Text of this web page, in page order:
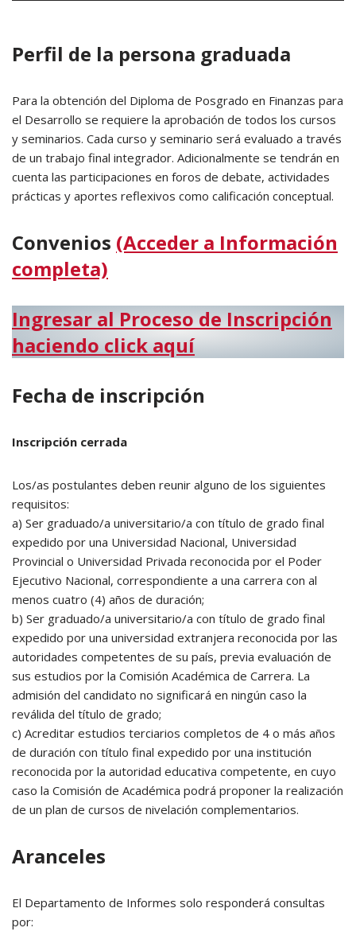
Perfil de la persona graduada
Para la obtención del Diploma de Posgrado en Finanzas para
el Desarrollo se requiere la aprobación de todos los cursos
y seminarios. Cada curso y seminario será evaluado a través
de un trabajo final integrador. Adicionalmente se tendrán en
cuenta las participaciones en foros de debate, actividades
prácticas y aportes reflexivos como calificación conceptual.
Convenios (Acceder a Información
completa)
Ingresar al Proceso de Inscripción
haciendo click aquí
Fecha de inscripción
Inscripción cerrada
Los/as postulantes deben reunir alguno de los siguientes
requisitos:
a) Ser graduado/a universitario/a con título de grado final
expedido por una Universidad Nacional, Universidad
Provincial o Universidad Privada reconocida por el Poder
Ejecutivo Nacional, correspondiente a una carrera con al
menos cuatro (4) años de duración;
b) Ser graduado/a universitario/a con título de grado final
expedido por una universidad extranjera reconocida por las
autoridades competentes de su país, previa evaluación de
sus estudios por la Comisión Académica de Carrera. La
admisión del candidato no significará en ningún caso la
reválida del título de grado;
c) Acreditar estudios terciarios completos de 4 o más años
de duración con título final expedido por una institución
reconocida por la autoridad educativa competente, en cuyo
caso la Comisión de Académica podrá proponer la realización
de un plan de cursos de nivelación complementarios.
Aranceles
El Departamento de Informes solo responderá consultas
por: